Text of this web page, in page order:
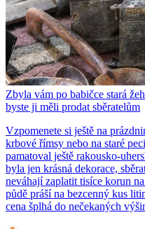
Zbyla vám po babičce stará
byste ji měli prodat sběratelům
Vzpomenete si ještě na
krbové římsy nebo na staré
pamatoval ještě rakousko-
byla jen krásná dekorace,
neváhají zaplatit tisíce korun
půdě práší na bezcenný kus
cena šplhá do nečekaných